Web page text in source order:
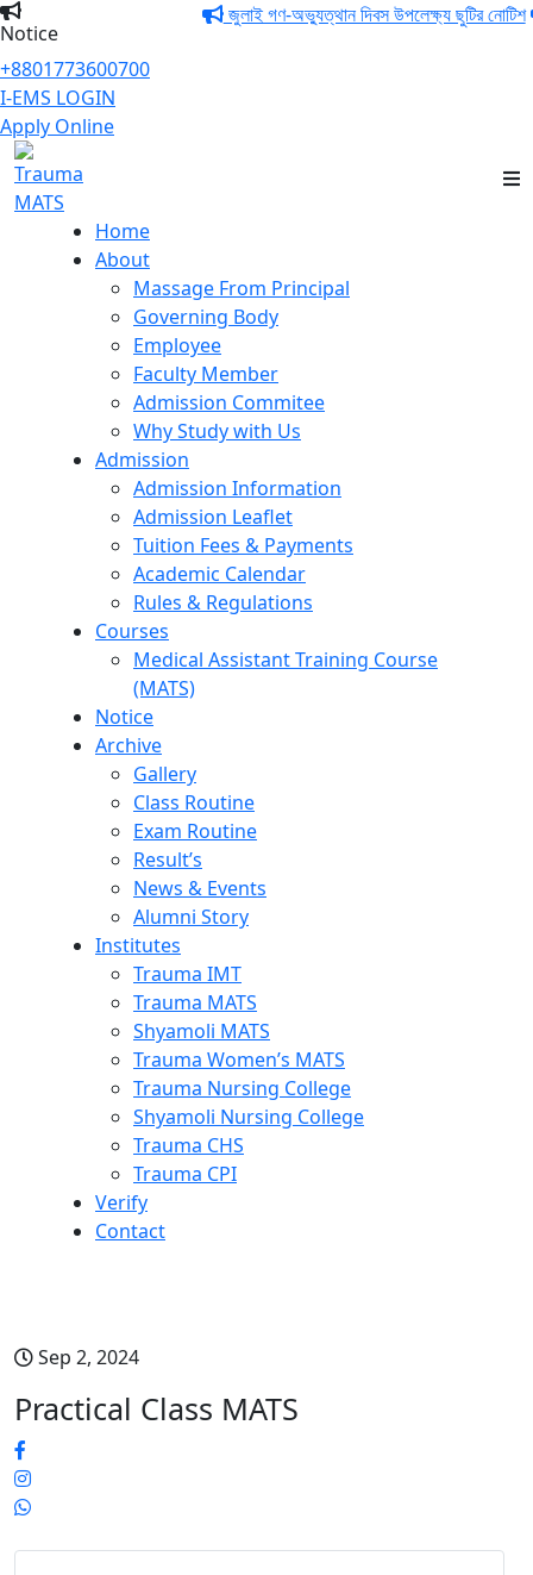
Notice
জুলাই গণ-অভ্যুত্থান দিবস উপলেক্ষ্য ছুটির নোটিশ
+8801773600700
I-EMS LOGIN
Apply Online
Home
About
Massage From Principal
Governing Body
Employee
Faculty Member
Admission Commitee
Why Study with Us
Admission
Admission Information
Admission Leaflet
Tuition Fees & Payments
Academic Calendar
Rules & Regulations
Courses
Medical Assistant Training Course
(MATS)
Notice
Archive
Gallery
Class Routine
Exam Routine
Result’s
News & Events
Alumni Story
Institutes
Trauma IMT
Trauma MATS
Shyamoli MATS
Trauma Women’s MATS
Trauma Nursing College
Shyamoli Nursing College
Trauma CHS
Trauma CPI
Verify
Contact
Sep 2, 2024
Practical Class MATS